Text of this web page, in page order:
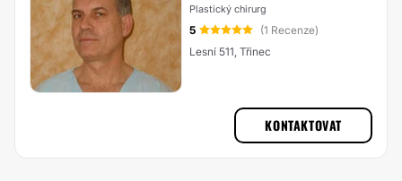
Plastický chirurg
5
(1 Recenze)
Lesní 511, Třinec
KONTAKTOVAT